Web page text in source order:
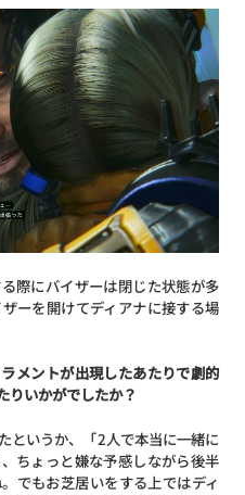
際にバイザーは閉じた状態が多
ーを開けてディアナに接する場
メントが出現したあたりで劇的
りいかがでしたか？
というか、「2人で本当に一緒に
ちょっと嫌な予感しながら後半
でもお芝居いをする上ではディ